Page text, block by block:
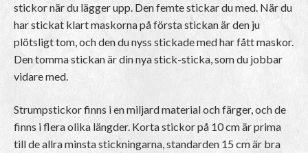
stickor när du lägger upp. Den femte stickar du med. När du
har stickat klart maskorna på första stickan är den ju
plötsligt tom, och den du nyss stickade med har fått maskor.
Den tomma stickan är din nya stick-sticka, som du jobbar
vidare med.
Strumpstickor finns i en miljard material och färger, och de
finns i flera olika längder. Korta stickor på 10 cm är prima
till de allra minsta stickningarna, standarden 15 cm är bra